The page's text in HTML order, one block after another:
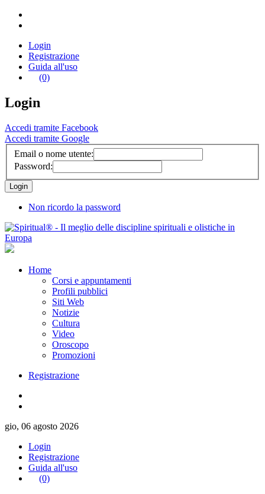
Login
Registrazione
Guida all'uso
(0)
Login
Accedi tramite Facebook
Accedi tramite Google
Email o nome utente:
Password:
Non ricordo la password
Home
Corsi e appuntamenti
Profili pubblici
Siti Web
Notizie
Cultura
Video
Oroscopo
Promozioni
Registrazione
gio, 06 agosto 2026
Login
Registrazione
Guida all'uso
(0)